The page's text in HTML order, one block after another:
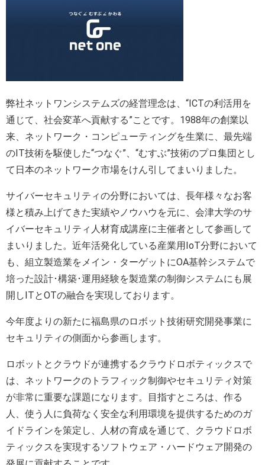
弊社ネットワンシステムズの経営理念は、“ICTの利活⽤を
通じて、社会変革へ貢献する”ことです。1988年の創業以
来、ネットワーク・コンピューティングを生業に、最先端
のIT技術を駆使した“つなぐ”、“むすぶ”技術のプロ集団とし
て日本のネットワーク市場をけん引してまいりました。
サイバーセキュリティの分野においては、長年様々なお客
様と積み上げてきた実績やノウハウを元に、会津大学のサ
イバーセキュリティ人材育成講座に主催者として参画して
まいりました。近年活発化している産業用IoT分野において
も、組立製造業をメイン・ターゲットにOA基幹システムで
培った設計･構築･運用経験を製造業の制御システムにも展
開しITとOTの融合を実現しております。
今年度よりの新たに福島県のロボット技術研究開発事業に
セキュリティの側面から参画します。
ロボットとクラウドが連携するクラウドロボティックスで
は、ネットワークのトラフィック制御やセキュリティ対策
が非常に重要な課題になります。目指すところは、作る
人、使う人に負荷なく安全な利用環境を提供するためのガ
イドラインを策定し、人材の育成を通じて、クラウドロボ
ティックスを実現するソフトウェア・ハードウェア開発の